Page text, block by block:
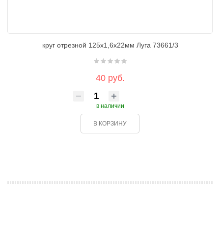
круг отрезной 125х1,6х22мм Луга 73661/3
40 руб.
в наличии
В КОРЗИНУ